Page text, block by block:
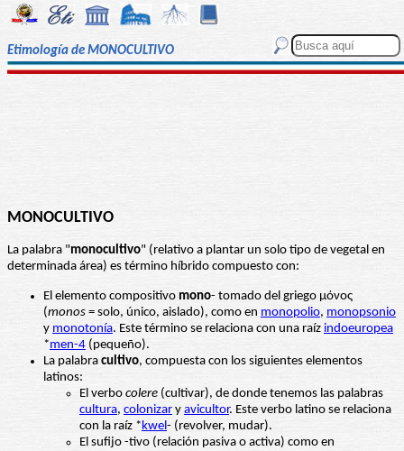
Etimología de MONOCULTIVO
MONOCULTIVO
La palabra "monocultivo" (relativo a plantar un solo tipo de vegetal en
determinada área) es término híbrido compuesto con:
El elemento compositivo mono- tomado del griego μόνος
(monos = solo, único, aislado), como en monopolio, monopsonio
y monotonía. Este término se relaciona con una raíz indoeuropea
*men-4 (pequeño).
La palabra cultivo, compuesta con los siguientes elementos
latinos:
El verbo colere (cultivar), de donde tenemos las palabras
cultura, colonizar y avicultor. Este verbo latino se relaciona
con la raíz *kwel- (revolver, mudar).
El sufijo -tivo (relación pasiva o activa) como en